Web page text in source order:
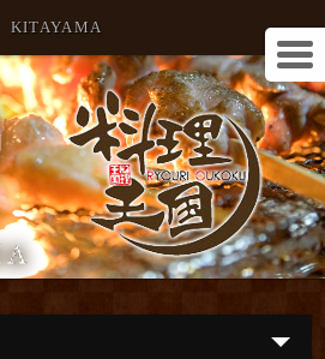
KITAYAMA